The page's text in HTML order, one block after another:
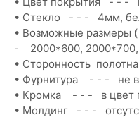
• Стекло - - - 4мм,
• Возможные
- 2000*600, 2000*700,
• Сторонность
• Фурнитура - - - не
• Кромка - - - в цвет
• Молдинг - - -